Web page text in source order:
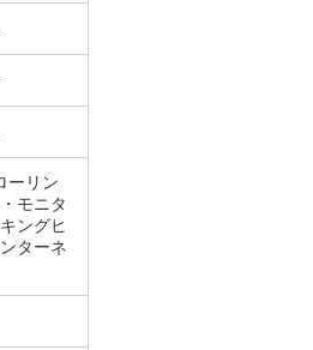
ーリン
モニタ
ングヒ
ターネ